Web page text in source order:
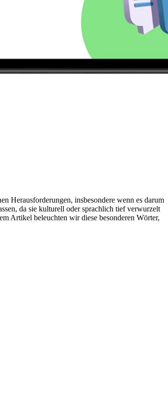
Herausforderungen, insbesondere wenn es darum
da sie kulturell oder sprachlich tief verwurzelt
Artikel beleuchten wir diese besonderen Wörter,